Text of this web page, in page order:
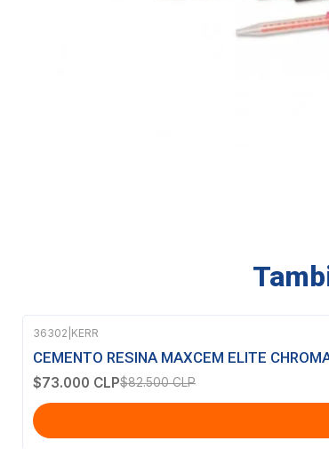
-12%OFF
36302 KERR
CEMENTO RESINA MAXCEM ELITE
$73.000 CLP$82.500 CLP